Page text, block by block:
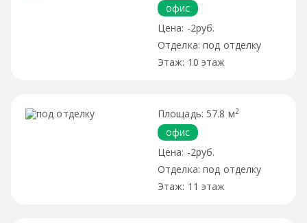
офис
-2руб.
под отделку
10 этаж
57.8 м2
офис
-2руб.
под отделку
11 этаж